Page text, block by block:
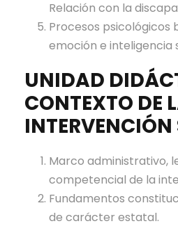
Relación con la
Procesos psicológicos
emoción e inteligencia
UNIDAD
CONTEXTO DE
Marco administrativo,
competencial de la
Fundamentos
de carácter estatal.